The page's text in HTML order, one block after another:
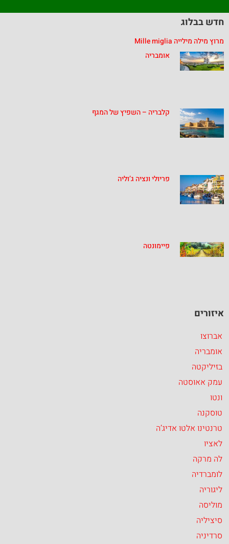
חדש בבלוג
מרוץ מילה מילייה Mille miglia
אומבריה
קלבריה – השפיץ של המגף
פריולי ונציה ג’וליה
פיימונטה
איזורים
אברוצו
אומבריה
בזיליקטה
עמק אאוסטה
ונטו
טוסקנה
טרנטינו אלטו אדיג’ה
לאציו
לה מרקה
לומברדיה
ליגוריה
מוליסה
סיציליה
סרדיניה